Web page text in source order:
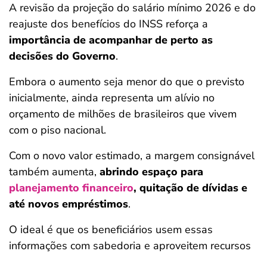
A revisão da projeção do salário mínimo 2026 e do
reajuste dos benefícios do INSS reforça a
importância de acompanhar de perto as
decisões do Governo.
Embora o aumento seja menor do que o previsto
inicialmente, ainda representa um alívio no
orçamento de milhões de brasileiros que vivem
com o piso nacional.
Com o novo valor estimado, a margem consignável
também aumenta, abrindo espaço para
planejamento financeiro, quitação de dívidas e
até novos empréstimos.
O ideal é que os beneficiários usem essas
informações com sabedoria e aproveitem recursos